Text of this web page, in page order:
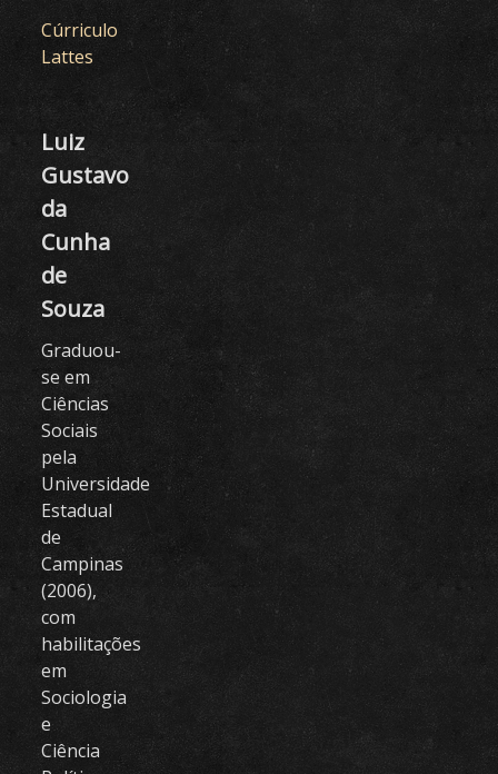
Cúrriculo
Lattes
Luiz
Gustavo
da
Cunha
de
Souza
Graduou-
se em
Ciências
Sociais
pela
Universidade
Estadual
de
Campinas
(2006),
com
habilitações
em
Sociologia
e
Ciência